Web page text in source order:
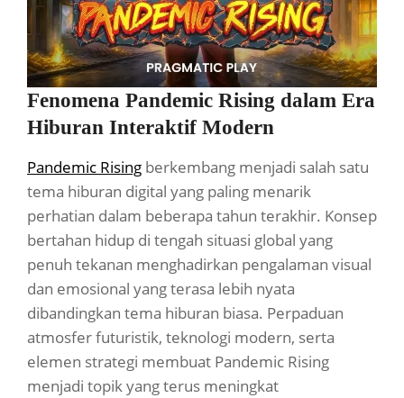
Fenomena Pandemic Rising dalam Era
Hiburan Interaktif Modern
Pandemic Rising berkembang menjadi salah satu
tema hiburan digital yang paling menarik
perhatian dalam beberapa tahun terakhir. Konsep
bertahan hidup di tengah situasi global yang
penuh tekanan menghadirkan pengalaman visual
dan emosional yang terasa lebih nyata
dibandingkan tema hiburan biasa. Perpaduan
atmosfer futuristik, teknologi modern, serta
elemen strategi membuat Pandemic Rising
menjadi topik yang terus meningkat